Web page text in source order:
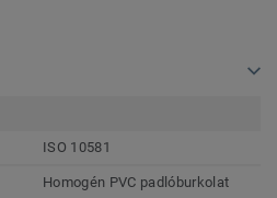
ISO 10581
Homogén PVC padlóburkolat